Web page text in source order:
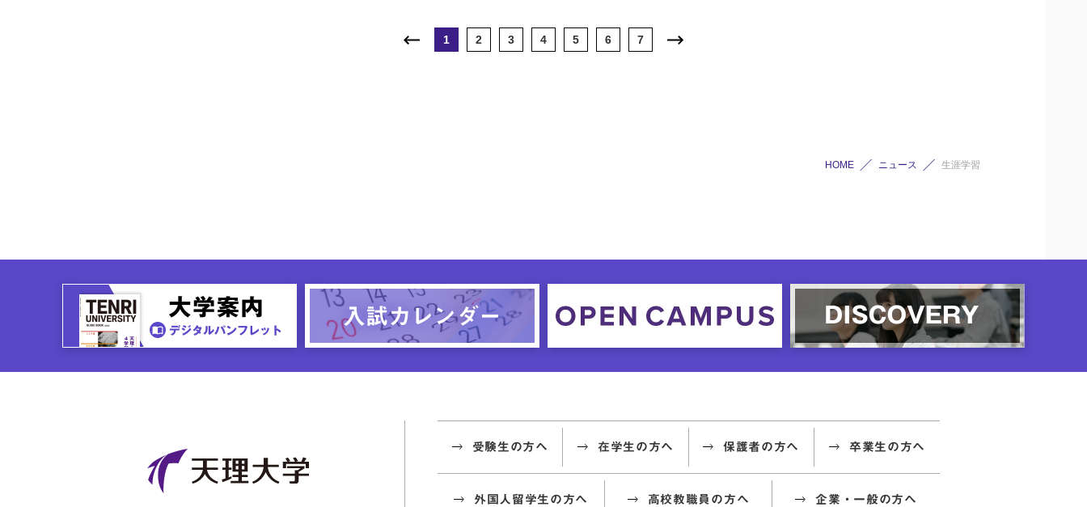
1 2 3 4 5 6 7
HOME ニュース 生涯学習
受験生の方へ 在学生の方へ 保護者の方へ 卒業生の方へ
外国人留学生の方へ 高校教職員の方へ 企業・一般の方へ